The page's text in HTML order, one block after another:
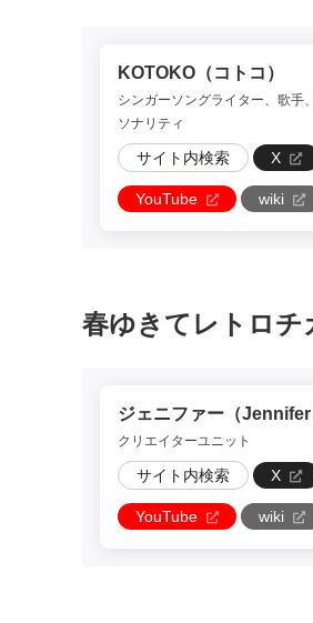
KOTOKO（コトコ）
シンガーソングライター、歌手
ソナリティ
サイト内検索 X
YouTube wiki
春ゆきてレトロチ
ジェニファー（Jennifer
クリエイターユニット
サイト内検索 X
YouTube wiki